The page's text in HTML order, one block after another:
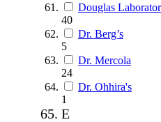
Douglas
40
Dr. Berg’s
5
Dr. Mercola
24
Dr. Ohhira's
1
E